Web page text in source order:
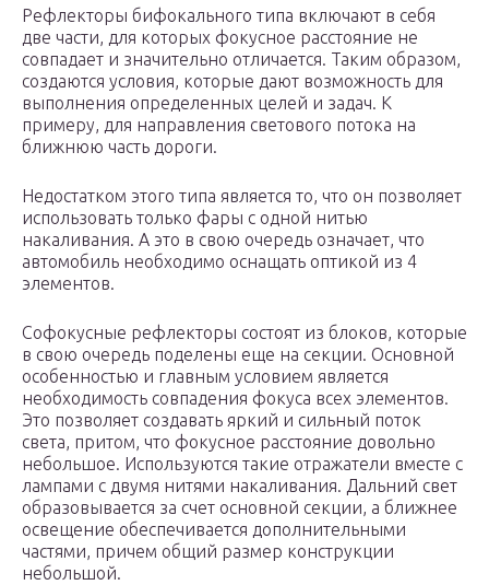
Рефлекторы бифокального типа включают в себя
две части, для которых фокусное расстояние не
совпадает и значительно отличается. Таким образом,
создаются условия, которые дают возможность для
выполнения определенных целей и задач. К
примеру, для направления светового потока на
ближнюю часть дороги.
Недостатком этого типа является то, что он позволяет
использовать только фары с одной нитью
накаливания. А это в свою очередь означает, что
автомобиль необходимо оснащать оптикой из 4
элементов.
Софокусные рефлекторы состоят из блоков, которые
в свою очередь поделены еще на секции. Основной
особенностью и главным условием является
необходимость совпадения фокуса всех элементов.
Это позволяет создавать яркий и сильный поток
света, притом, что фокусное расстояние довольно
небольшое. Используются такие отражатели вместе с
лампами с двумя нитями накаливания. Дальний свет
образовывается за счет основной секции, а ближнее
освещение обеспечивается дополнительными
частями, причем общий размер конструкции
небольшой.